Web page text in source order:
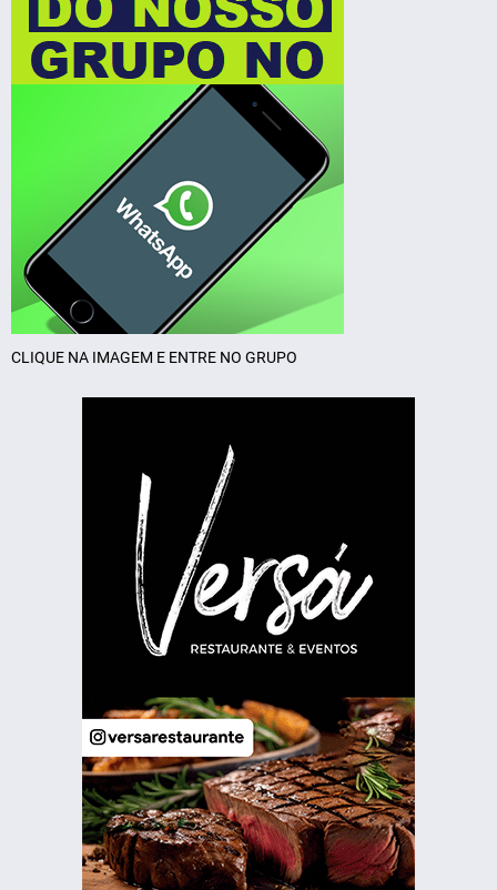
CLIQUE NA IMAGEM E ENTRE NO GRUPO